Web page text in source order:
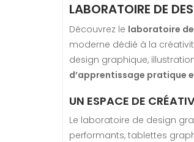
LABORATOIRE DE
Découvrez le laboratoire
moderne dédié à la
design graphique,
d’apprentissage pratique
UN ESPACE DE
Le laboratoire de design
performants, tablettes